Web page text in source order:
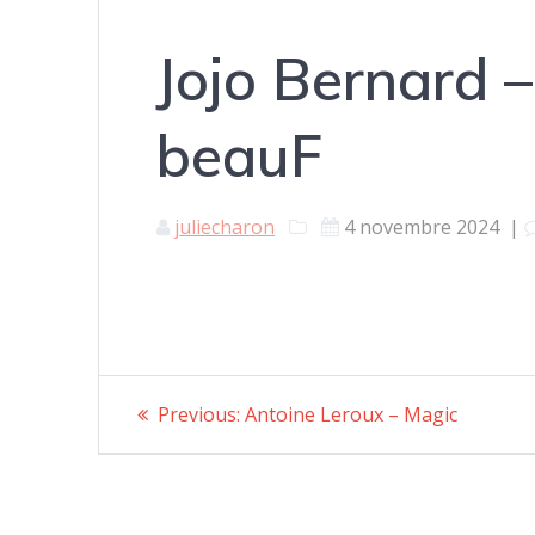
Jojo Bernard
beauF
juliecharon 4 novembre 2024|
Navigation
de
Previous: Previous
Antoine Leroux – Magic